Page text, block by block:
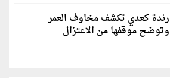
رندة كعدي تكشف مخاوف العمر
وتوضح موقفها من الاعتزال